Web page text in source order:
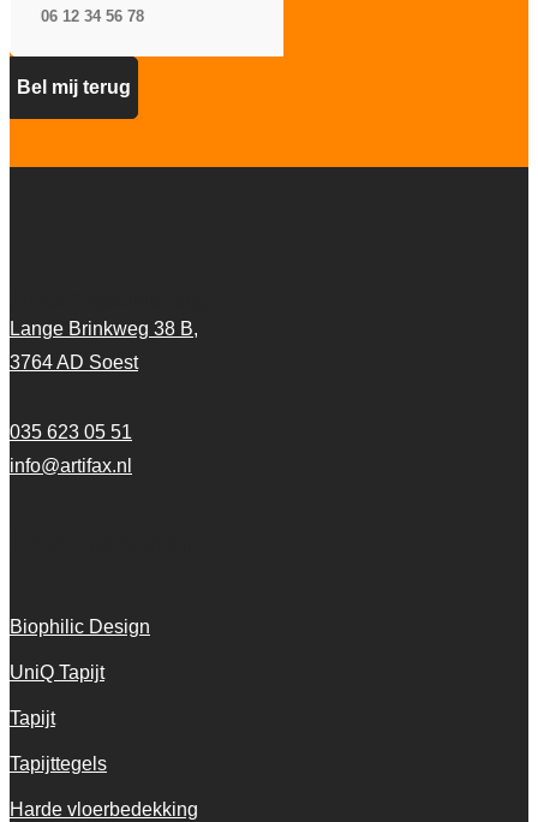
Lange Brinkweg 38 B,
3764 AD Soest
035 623 05 51
info@artifax.nl
Biophilic Design
UniQ Tapijt
Tapijt
Tapijttegels
Harde vloerbedekking